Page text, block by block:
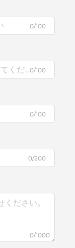
0/100
0/100
0/100
0/200
0/1000